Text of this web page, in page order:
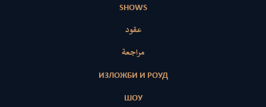
SHOWS
عقود
مراجعة
ИЗЛОЖБИ И РОУД
ШОУ